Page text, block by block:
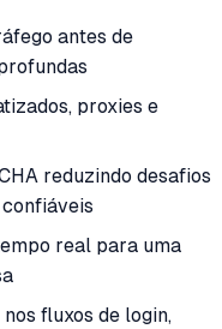
antes de
proxies e
reduzindo desafios
real para uma
fluxos de login,